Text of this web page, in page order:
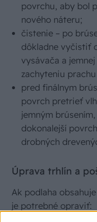
povrchu, aby bol
nového náteru;
čistenie – po
dôkladne vyčistiť
vysávača a
zachyteniu
pred finálnym
povrch pretrieť
jemným
dokonalejší
drobných
Úprava trhlín a
Ak podlaha
je potrebné opraviť: